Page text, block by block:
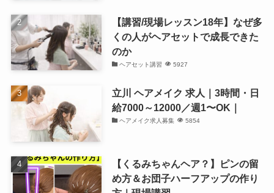
【講習/現場レッスン18年】なぜ多
くの人がヘアセットで成長できた
のか
ヘアセット講習 5927
立川 ヘアメイク 求人｜3時間・日
給7000～12000／週1〜OK｜
ヘアメイク求人募集 5854
【くるみちゃんヘア？】ピンの留
め方＆お団子ハーフアップの作り